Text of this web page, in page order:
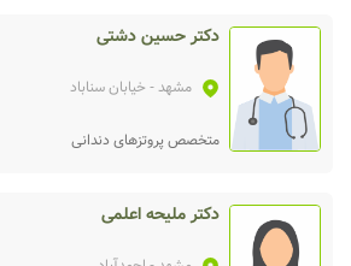
دکتر حسین دشتی
مشهد- خیابان سناباد
متخصص پروتزهای دندانی
دکتر ملیحه اعلمی